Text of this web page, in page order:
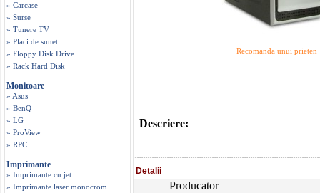
» Carcase
» Surse
» Tunere TV
» Placi de sunet
» Floppy Disk Drive
» Rack Hard Disk
Monitoare
» Asus
» BenQ
» LG
» ProView
» RPC
Imprimante
» Imprimante cu jet
» Imprimante laser monocrom
Recomanda unui prieten
Descriere:
Detalii
Producator